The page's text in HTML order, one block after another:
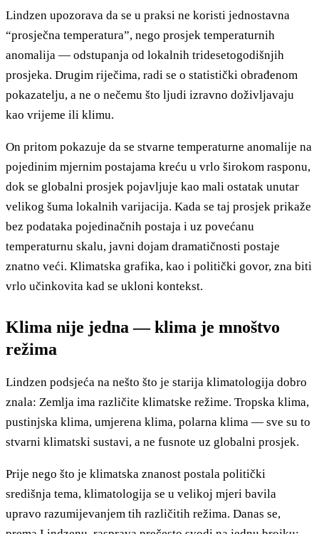
Lindzen upozorava da se u praksi ne koristi jednostavna
“prosječna temperatura”, nego prosjek temperaturnih
anomalija — odstupanja od lokalnih tridesetogodišnjih
prosjeka. Drugim riječima, radi se o statistički obrađenom
pokazatelju, a ne o nečemu što ljudi izravno doživljavaju
kao vrijeme ili klimu.
On pritom pokazuje da se stvarne temperaturne anomalije na
pojedinim mjernim postajama kreću u vrlo širokom rasponu,
dok se globalni prosjek pojavljuje kao mali ostatak unutar
velikog šuma lokalnih varijacija. Kada se taj prosjek prikaže
bez podataka pojedinačnih postaja i uz povećanu
temperaturnu skalu, javni dojam dramatičnosti postaje
znatno veći. Klimatska grafika, kao i politički govor, zna biti
vrlo učinkovita kad se ukloni kontekst.
Klima nije jedna — klima je mnoštvo
režima
Lindzen podsjeća na nešto što je starija klimatologija dobro
znala: Zemlja ima različite klimatske režime. Tropska klima,
pustinjska klima, umjerena klima, polarna klima — sve su to
stvarni klimatski sustavi, a ne fusnote uz globalni prosjek.
Prije nego što je klimatska znanost postala politički
središnja tema, klimatologija se u velikoj mjeri bavila
upravo razumijevanjem tih različitih režima. Danas se,